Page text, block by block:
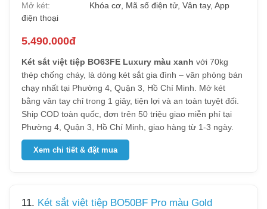
Mở két:
Khóa cơ, Mã số điện tử, Vân tay, App
điện thoại
5.490.000đ
Két sắt việt tiệp BO63FE Luxury màu xanh với 70kg
thép chống cháy, là dòng két sắt gia đình – văn phòng bán
chạy nhất tại Phường 4, Quận 3, Hồ Chí Minh. Mở két
bằng vân tay chỉ trong 1 giây, tiện lợi và an toàn tuyệt đối.
Ship COD toàn quốc, đơn trên 50 triệu giao miễn phí tại
Phường 4, Quận 3, Hồ Chí Minh, giao hàng từ 1-3 ngày.
Xem chi tiết & đặt mua
11. Két sắt việt tiệp BO50BF Pro màu Gold